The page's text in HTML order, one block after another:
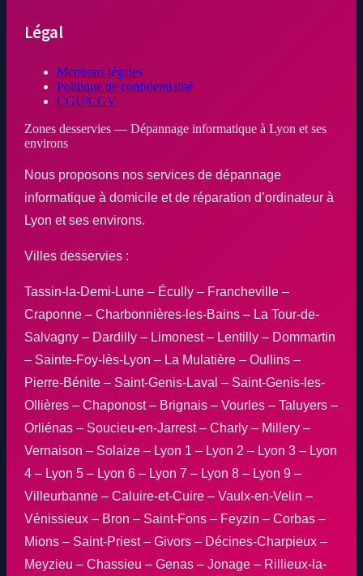
Légal
Mentions légales
Politique de confidentialité
CGU/CGV
Zones desservies — Dépannage informatique à Lyon et ses
environs
Nous proposons nos services de dépannage
informatique à domicile et de réparation d’ordinateur à
Lyon et ses environs.
Villes desservies :
Tassin-la-Demi-Lune – Écully – Francheville –
Craponne – Charbonnières-les-Bains – La Tour-de-
Salvagny – Dardilly – Limonest – Lentilly – Dommartin
– Sainte-Foy-lès-Lyon – La Mulatière – Oullins –
Pierre-Bénite – Saint-Genis-Laval – Saint-Genis-les-
Ollières – Chaponost – Brignais – Vourles – Taluyers –
Orliénas – Soucieu-en-Jarrest – Charly – Millery –
Vernaison – Solaize – Lyon 1 – Lyon 2 – Lyon 3 – Lyon
4 – Lyon 5 – Lyon 6 – Lyon 7 – Lyon 8 – Lyon 9 –
Villeurbanne – Caluire-et-Cuire – Vaulx-en-Velin –
Vénissieux – Bron – Saint-Fons – Feyzin – Corbas –
Mions – Saint-Priest – Givors – Décines-Charpieux –
Meyzieu – Chassieu – Genas – Jonage – Rillieux-la-